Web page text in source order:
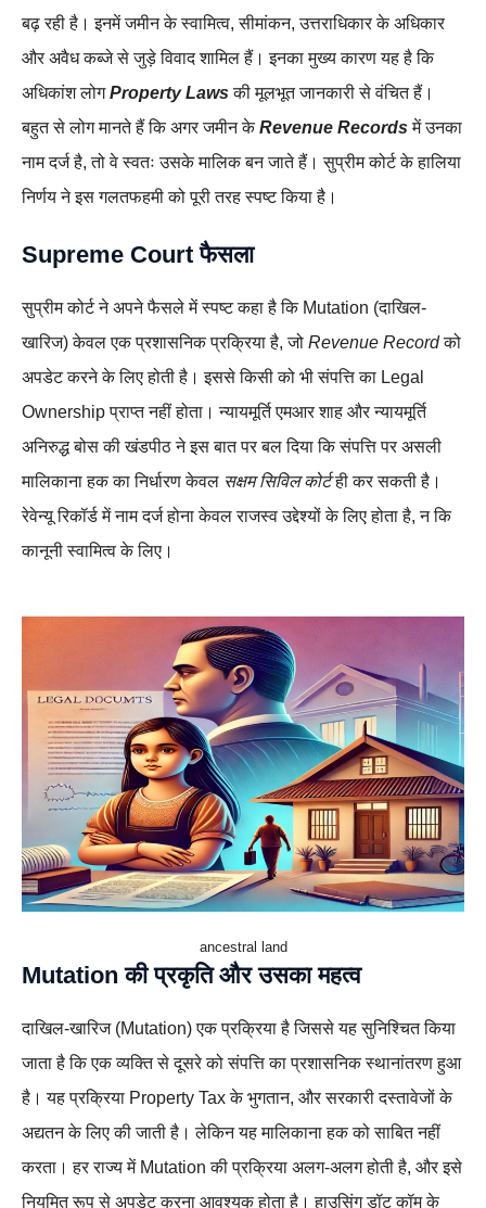
बढ़ रही है। इनमें जमीन के स्वामित्व, सीमांकन, उत्तराधिकार के अधिकार
और अवैध कब्जे से जुड़े विवाद शामिल हैं। इनका मुख्य कारण यह है कि
अधिकांश लोगProperty Laws की मूलभूत जानकारी से वंचित हैं।
बहुत से लोग मानते हैं कि अगर जमीन केRevenue Records में उनका
नाम दर्ज है, तो वे स्वतः उसके मालिक बन जाते हैं। सुप्रीम कोर्ट के हालिया
निर्णय ने इस गलतफहमी को पूरी तरह स्पष्ट किया है।
Supreme Court फैसला
सुप्रीम कोर्ट ने अपने फैसले में स्पष्ट कहा है कि Mutation (दाखिल-
खारिज) केवल एक प्रशासनिक प्रक्रिया है, जो Revenue Recordको
अपडेट करने के लिए होती है। इससे किसी को भी संपत्ति का Legal
Ownership प्राप्त नहीं होता। न्यायमूर्ति एमआर शाह और न्यायमूर्ति
अनिरुद्ध बोस की खंडपीठ ने इस बात पर बल दिया कि संपत्ति पर असली
मालिकाना हक का निर्धारण केवल सक्षम सिविल कोर्टही कर सकती है।
रेवेन्यू रिकॉर्ड में नाम दर्ज होना केवल राजस्व उद्देश्यों के लिए होता है, न कि
कानूनी स्वामित्व के लिए।
ancestral land
Mutation की प्रकृति और उसका महत्व
दाखिल-खारिज (Mutation) एक प्रक्रिया है जिससे यह सुनिश्चित किया
जाता है कि एक व्यक्ति से दूसरे को संपत्ति का प्रशासनिक स्थानांतरण हुआ
है। यह प्रक्रिया Property Tax के भुगतान, और सरकारी दस्तावेजों के
अद्यतन के लिए की जाती है। लेकिन यह मालिकाना हक को साबित नहीं
करता। हर राज्य में Mutation की प्रक्रिया अलग-अलग होती है, और इसे
नियमित रूप से अपडेट करना आवश्यक होता है। हाउसिंग डॉट कॉम के